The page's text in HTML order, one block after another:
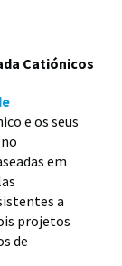
Catiónicos
e os seus
em
a
projetos
de